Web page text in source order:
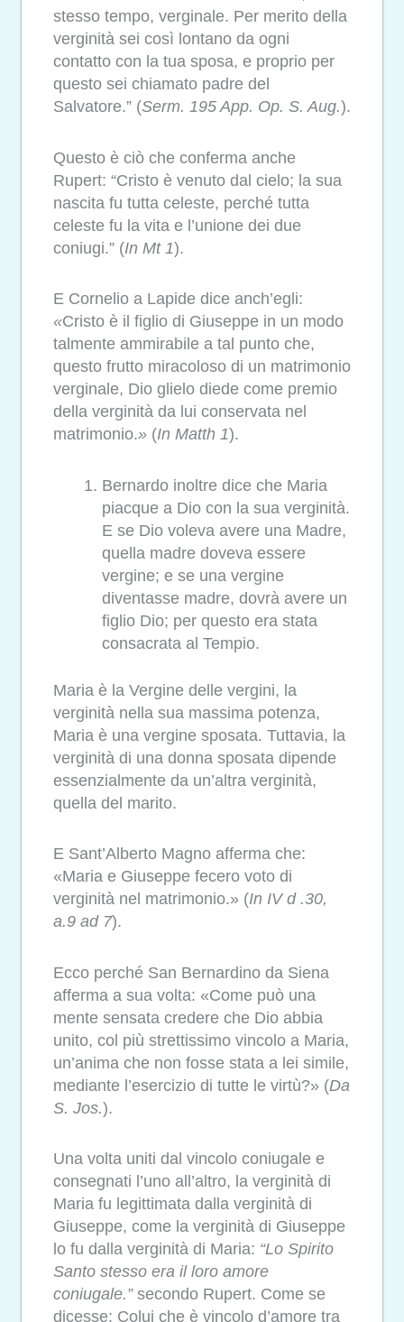
stesso tempo, verginale. Per merito della
verginità sei così lontano da ogni
contatto con la tua sposa, e proprio per
questo sei chiamato padre del
Salvatore.” (Serm. 195 App. Op. S. Aug.).
Questo è ciò che conferma anche
Rupert: “Cristo è venuto dal cielo; la sua
nascita fu tutta celeste, perché tutta
celeste fu la vita e l’unione dei due
coniugi.” (In Mt 1).
E Cornelio a Lapide dice anch’egli:
«Cristo è il figlio di Giuseppe in un modo
talmente ammirabile a tal punto che,
questo frutto miracoloso di un matrimonio
verginale, Dio glielo diede come premio
della verginità da lui conservata nel
matrimonio.» (In Matth 1).
Bernardo inoltre dice che Maria
piacque a Dio con la sua verginità.
E se Dio voleva avere una Madre,
quella madre doveva essere
vergine; e se una vergine
diventasse madre, dovrà avere un
figlio Dio; per questo era stata
consacrata al Tempio.
Maria è la Vergine delle vergini, la
verginità nella sua massima potenza,
Maria è una vergine sposata. Tuttavia, la
verginità di una donna sposata dipende
essenzialmente da un’altra verginità,
quella del marito.
E Sant’Alberto Magno afferma che:
«Maria e Giuseppe fecero voto di
verginità nel matrimonio.» (In IV d .30,
a.9 ad 7).
Ecco perché San Bernardino da Siena
afferma a sua volta: «Come può una
mente sensata credere che Dio abbia
unito, col più strettissimo vincolo a Maria,
un’anima che non fosse stata a lei simile,
mediante l’esercizio di tutte le virtù?» (Da
S. Jos.).
Una volta uniti dal vincolo coniugale e
consegnati l’uno all’altro, la verginità di
Maria fu legittimata dalla verginità di
Giuseppe, come la verginità di Giuseppe
lo fu dalla verginità di Maria: “Lo Spirito
Santo stesso era il loro amore
coniugale.” secondo Rupert. Come se
dicesse: Colui che è vincolo d’amore tra